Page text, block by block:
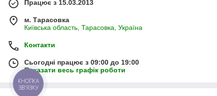
Працює з 15.03.2013
м. Тарасовка
Київська область, Тарасовка, Україна
Контакти
Сьогодні працює з 09:00 до 19:00
Показати весь графік роботи
КНОПКА
ЗВ'ЯЗКУ